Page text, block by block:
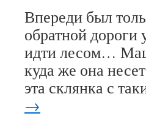
Впереди был
обратной
идти лесом…
куда же она
эта склянка с
→